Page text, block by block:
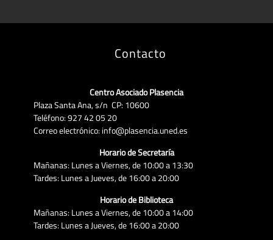
Contacto
Centro Asociado Plasencia
Plaza Santa Ana, s/n CP: 10600
Teléfono: 927 42 05 20
Correo electrónico: info@plasencia.uned.es
Horario de Secretaría
Mañanas: Lunes a Viernes, de 10:00 a 13:30
Tardes: Lunes a Jueves, de 16:00 a 20:00
Horario de Biblioteca
Mañanas: Lunes a Viernes, de 10:00 a 14:00
Tardes: Lunes a Jueves, de 16:00 a 20:00